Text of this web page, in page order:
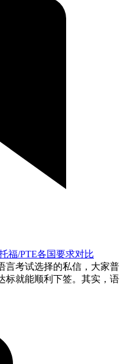
福/PTE各国要求对比
言考试选择的私信，大家普
标就能顺利下签。其实，语